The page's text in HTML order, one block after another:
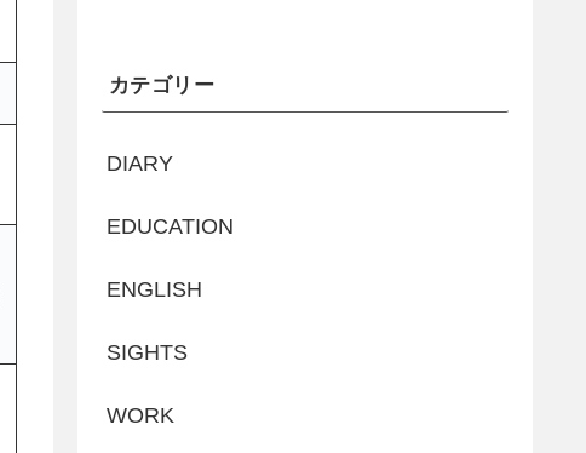
カテゴリー
DIARY
EDUCATION
ENGLISH
SIGHTS
WORK